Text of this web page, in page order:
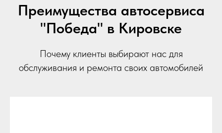
Преимущества автосервиса
"Победа" в Кировске
Почему клиенты выбирают нас для
обслуживания и ремонта своих автомобилей